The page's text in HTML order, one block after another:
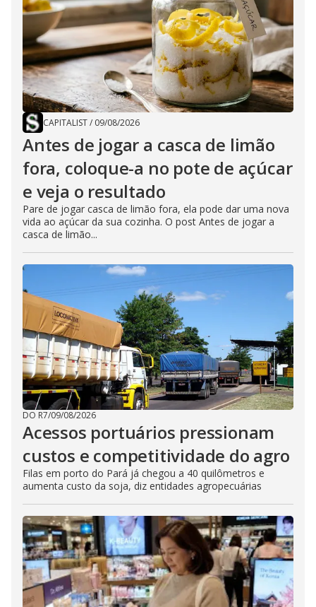
CAPITALIST/ 09/08/2026
Antes de jogar a casca de limão
fora, coloque-a no pote de açúcar
e veja o resultado
Pare de jogar casca de limão fora, ela pode dar uma nova
vida ao açúcar da sua cozinha. O post Antes de jogar a
casca de limão...
DO R7/09/08/2026
Acessos portuários pressionam
custos e competitividade do agro
Filas em porto do Pará já chegou a 40 quilômetros e
aumenta custo da soja, diz entidades agropecuárias